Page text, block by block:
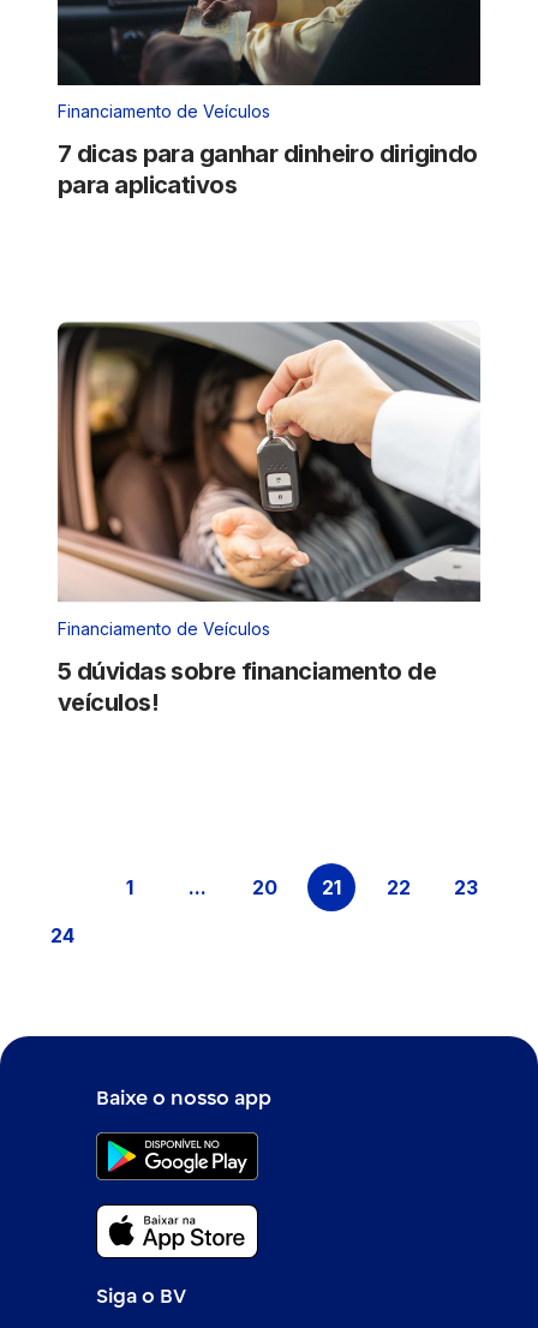
Financiamento de Veículos
7 dicas para ganhar dinheiro dirigindo
para aplicativos
Financiamento de Veículos
5 dúvidas sobre financiamento de
veículos!
Página
1 ...Páginas intermediárias Usar ABA
Página
20 Página
21 Página
22 Página
23
Página
24
Baixe o nosso app
Siga o BV